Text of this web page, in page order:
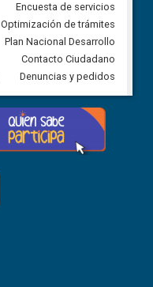
Veeduría Ciudadana para
construcción del asfaltado de
Ballenita del cantón Santa
7 agosto, 2026
Next
Encuesta de servicios
Optimización de trámites
Plan Nacional Desarrollo
Contacto Ciudadano
Denuncias y pedidos